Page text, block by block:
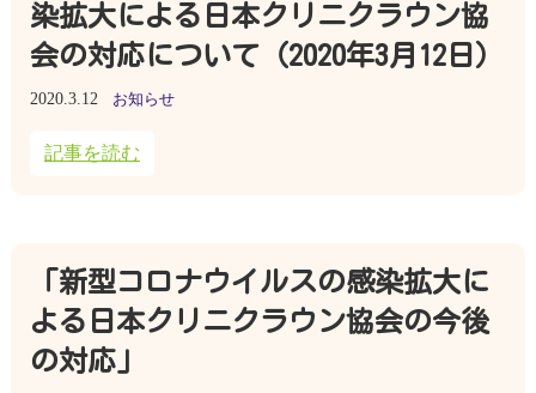
染拡大による日本クリニクラウン協
会の対応について（2020年3月12日）
2020.3.12 お知らせ
記事を読む
「新型コロナウイルスの感染拡大に
よる日本クリニクラウン協会の今後
の対応」